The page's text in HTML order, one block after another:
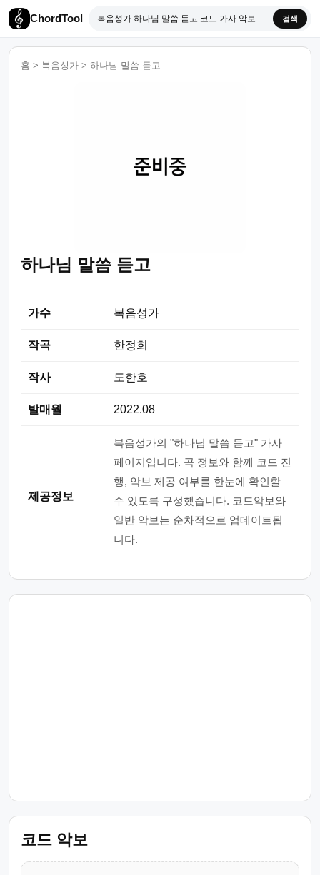
ChordTool 검색
홈 > 복음성가 > 하나님 말씀 듣고
하나님 말씀 듣고
가수 복음성가
작곡 한정희
작사 도한호
발매월 2022.08
제공정보
복음성가의 "하나님 말씀 듣고" 가사
페이지입니다. 곡 정보와 함께 코드 진
행, 악보 제공 여부를 한눈에 확인할
수 있도록 구성했습니다. 코드악보와
일반 악보는 순차적으로 업데이트됩
니다.
코드 악보